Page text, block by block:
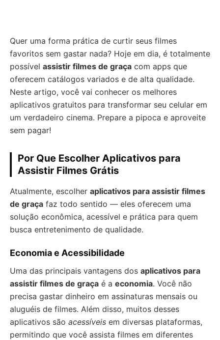
Quer uma forma prática de curtir seus filmes
favoritos sem gastar nada? Hoje em dia, é totalmente
possível assistir filmes de graça com apps que
oferecem catálogos variados e de alta qualidade.
Neste artigo, você vai conhecer os melhores
aplicativos gratuitos para transformar seu celular em
um verdadeiro cinema. Prepare a pipoca e aproveite
sem pagar!
Por Que Escolher Aplicativos para
Assistir Filmes Grátis
Atualmente, escolher aplicativos para assistir filmes
de graça faz todo sentido — eles oferecem uma
solução econômica, acessível e prática para quem
busca entretenimento de qualidade.
Economia e Acessibilidade
Uma das principais vantagens dos aplicativos para
assistir filmes de graça é a economia. Você não
precisa gastar dinheiro em assinaturas mensais ou
aluguéis de filmes. Além disso, muitos desses
aplicativos são acessíveis em diversas plataformas,
permitindo que você assista filmes em diferentes